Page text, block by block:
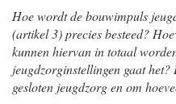
Hoe wordt de bouwimpuls
(artikel 3) precies besteed?
kunnen hiervan in totaal
jeugdzorginstellingen gaat
gesloten jeugdzorg en om